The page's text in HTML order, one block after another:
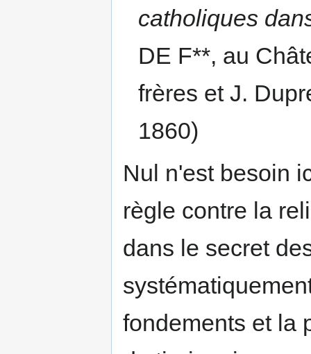
catholiques
DE F**, au
frères et J.
1860)
Nul n'est besoin
règle contre la
dans le secret
fondements et la